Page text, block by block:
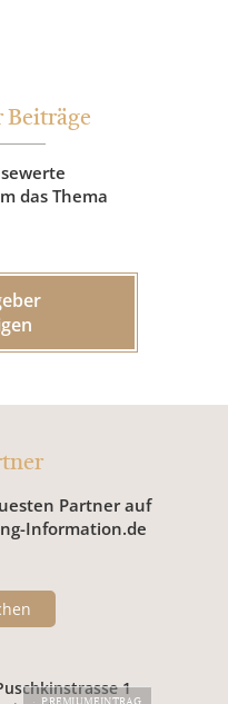
Beiträge
das Thema
Partner auf
Information.de
PREMIUMEINTRAG
1